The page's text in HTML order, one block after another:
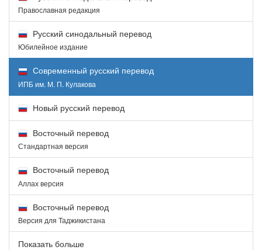
Православная редакция
Русский синодальный перевод
Юбилейное издание
Современный русский перевод
ИПБ им. М. П. Кулакова
Новый русский перевод
Восточный перевод
Стандартная версия
Восточный перевод
Аллах версия
Восточный перевод
Версия для Таджикистана
Показать больше